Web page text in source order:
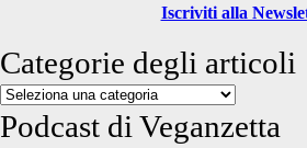
Iscriviti alla
Categorie degli articoli
Categorie
degli
articoli
Podcast di Veganzetta